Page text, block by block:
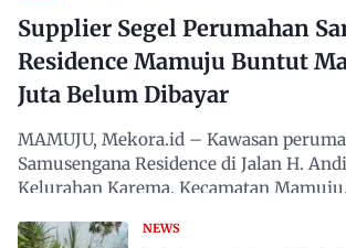
Supplier Segel Perumahan
Residence Mamuju Buntut
Juta Belum Dibayar
MAMUJU, Mekora.id – Kawasan
Samusengana Residence di Jalan H.
Kelurahan Karema, Kecamatan
NEWS